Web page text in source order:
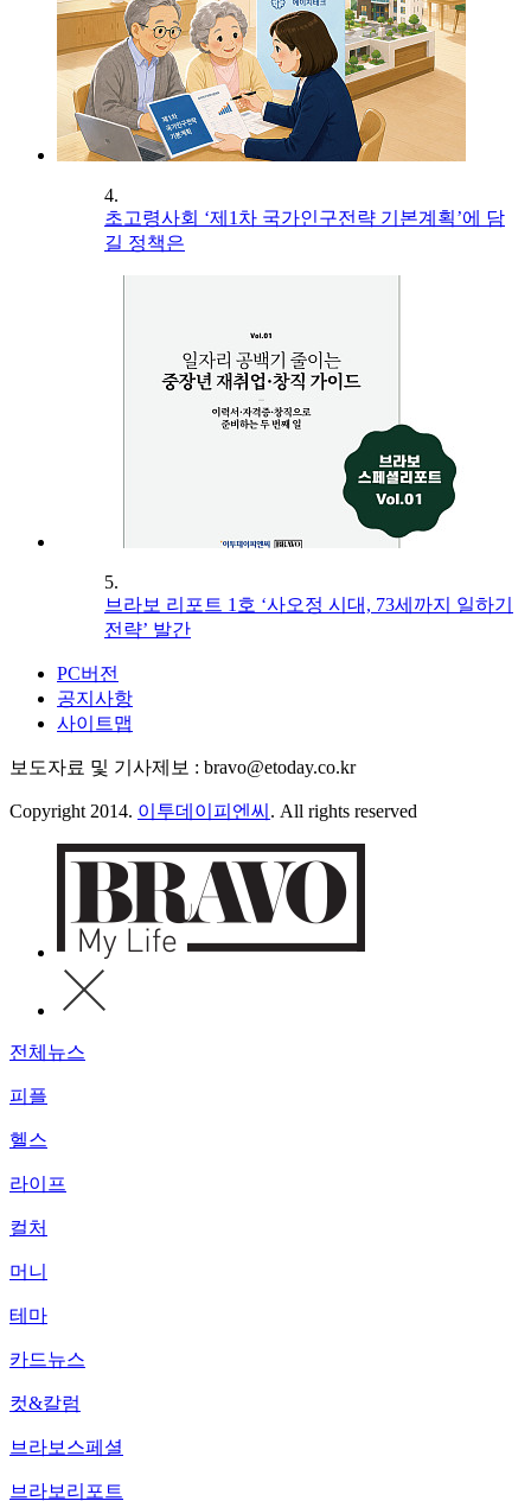
4.
초고령사회 ‘제1차 국가인구전략 기본계획’에 담
길 정책은
5.
브라보 리포트 1호 ‘사오정 시대, 73세까지 일하기
전략’ 발간
PC버전
공지사항
사이트맵
보도자료 및 기사제보 : bravo@etoday.co.kr
Copyright 2014. 이투데이피엔씨 . All rights reserved
전체뉴스
피플
헬스
라이프
컬처
머니
테마
카드뉴스
컷&칼럼
브라보스페셜
브라보리포트